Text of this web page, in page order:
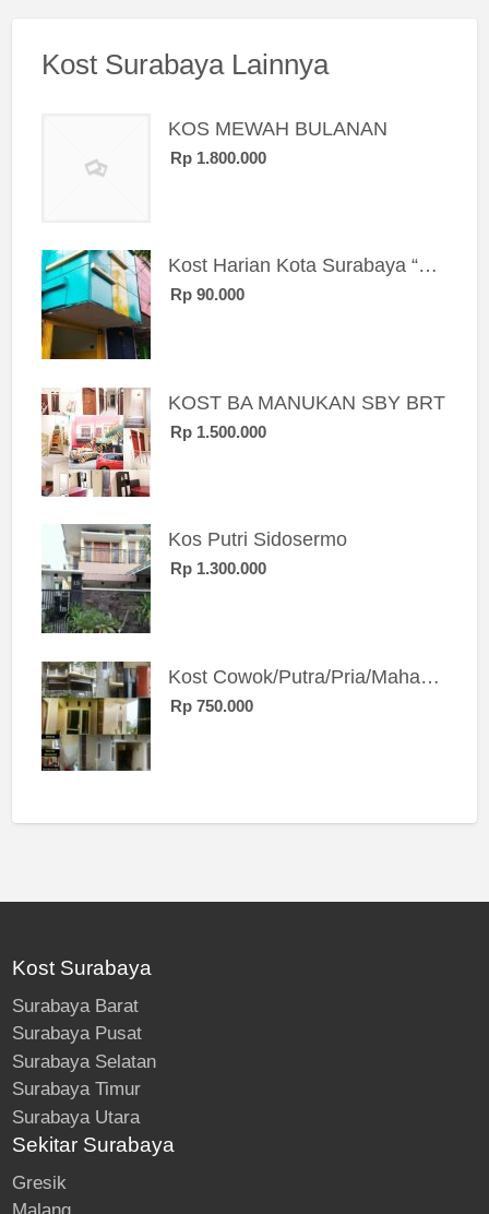
Kost Surabaya Lainnya
KOS MEWAH BULANAN
Rp 1.800.000
Kost Harian Kota Surabaya “Sierra Kost”
Rp 90.000
KOST BA MANUKAN SBY BRT
Rp 1.500.000
Kos Putri Sidosermo
Rp 1.300.000
Kost Cowok/Putra/Pria/Mahasiswa/Karyawan SIngle eksklusif bangunan baru
Rp 750.000
Kost Surabaya
Surabaya Barat
Surabaya Pusat
Surabaya Selatan
Surabaya Timur
Surabaya Utara
Sekitar Surabaya
Gresik